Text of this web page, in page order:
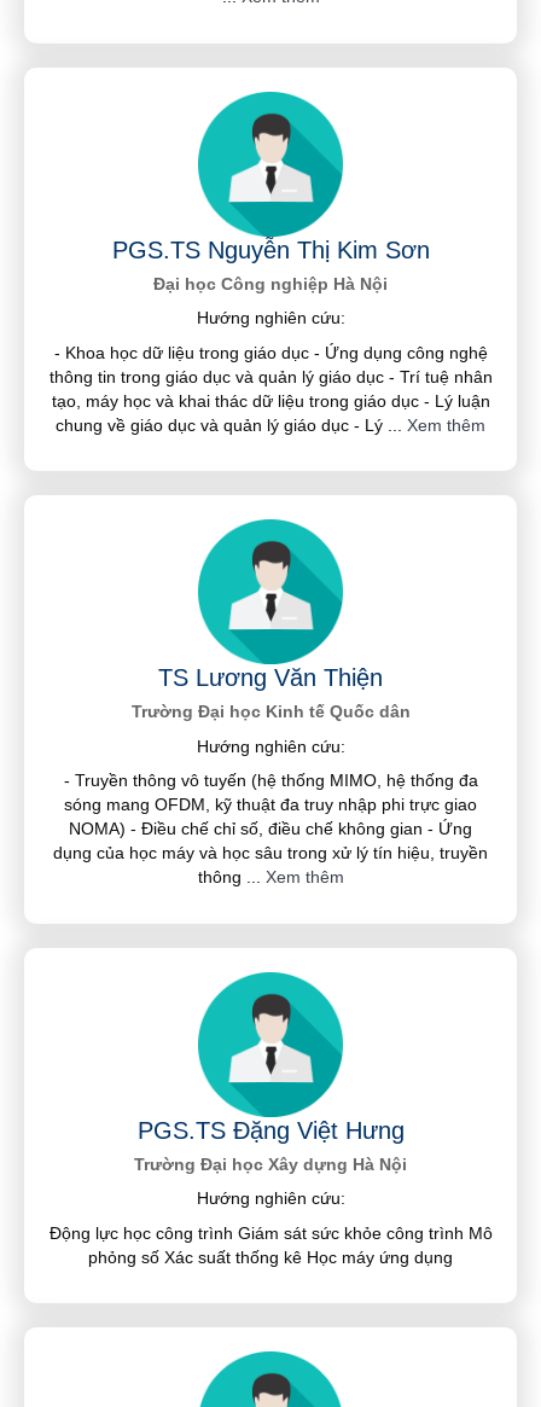
PGS.TS Nguyễn Thị Kim Sơn
Đại học Công nghiệp Hà Nội
Hướng nghiên cứu:
- Khoa học dữ liệu trong giáo dục - Ứng dụng công nghệ
thông tin trong giáo dục và quản lý giáo dục - Trí tuệ nhân
tạo, máy học và khai thác dữ liệu trong giáo dục - Lý luận
chung về giáo dục và quản lý giáo dục - Lý
Xem thêm
TS Lương Văn Thiện
Trường Đại học Kinh tế Quốc dân
Hướng nghiên cứu:
- Truyền thông vô tuyến (hệ thống MIMO, hệ thống đa
sóng mang OFDM, kỹ thuật đa truy nhập phi trực giao
NOMA) - Điều chế chỉ số, điều chế không gian - Ứng
dụng của học máy và học sâu trong xử lý tín hiệu, truyền
thông
Xem thêm
PGS.TS Đặng Việt Hưng
Trường Đại học Xây dựng Hà Nội
Hướng nghiên cứu:
Động lực học công trình Giám sát sức khỏe công trình Mô
phỏng số Xác suất thống kê Học máy ứng dụng